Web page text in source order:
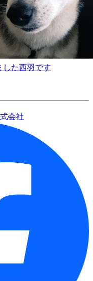
た西羽です
会社